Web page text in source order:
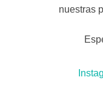
nuestras